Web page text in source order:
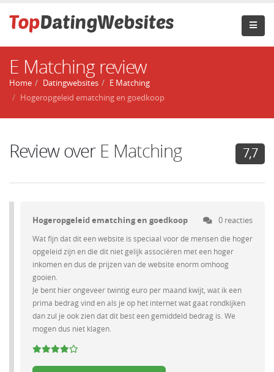
E Matching review
Home Datingwebsites
E Matching
Hogeropgeleid ematching en goedkoop
Review over E Matching 7,7
Hogeropgeleid ematching en goedkoop 0 reacties
Wat fijn dat dit een website is speciaal voor de mensen die hoger
opgeleid zijn en die dit niet gelijk associëren met een hoger
inkomen en dus de prijzen van de website enorm omhoog
gooien.
Je bent hier ongeveer twintig euro per maand kwijt, wat ik een
prima bedrag vind en als je op het internet wat gaat rondkijken
dan zul je ook zien dat dit best een gemiddeld bedrag is. We
mogen dus niet klagen.